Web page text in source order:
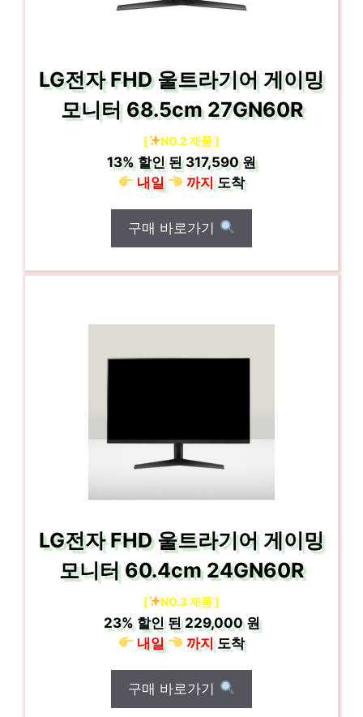
LG전자 FHD 울트라기어 게이밍
모니터 68.5cm 27GN60R
[ NO.2 제품 ]
13% 할인 된317,590 원
내일
까지도착
구매 바로가기
LG전자 FHD 울트라기어 게이밍
모니터 60.4cm 24GN60R
[ NO.3 제품 ]
23%할인 된229,000 원
내일
까지도착
구매 바로가기